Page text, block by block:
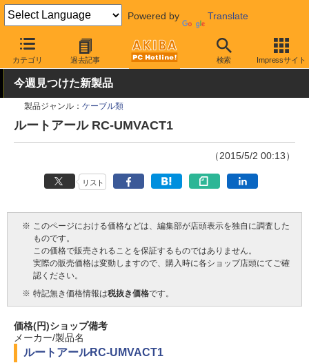
Powered by Translate
カテゴリ 過去記事 検索 Impressサイト
AKIBA PC Hotline! PC周辺機器 ケーブル microUSBケーブル
今週見つけた新製品
製品ジャンル： ケーブル類
ルートアール RC-UMVACT1
（2015/5/2 00:13）
リスト
※ このページにおける価格などは、編集部が店頭表示を独自に調査した
ものです。
この価格で販売されることを保証するものではありません。
実際の販売価格は変動しますので、購入時に各ショップ店頭にてご確
認ください。
※ 特記無き価格情報は税抜き価格です。
価格(円)ショップ備考
メーカー/製品名
ルートアールRC-UMVACT1